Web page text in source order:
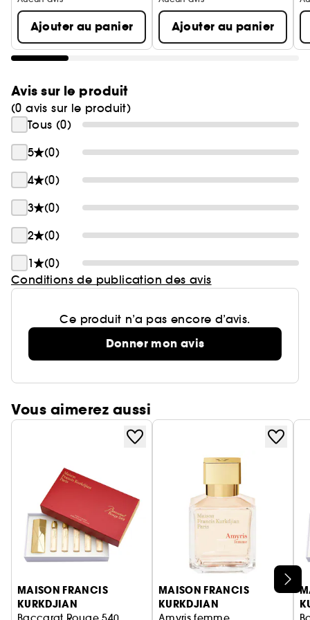
Ajouter au panier Ajouter au panier
Avis sur le produit
(0 avis sur le produit)
Tous (0)
5
(0)
4
(0)
3
(0)
2
(0)
1
(0)
Conditions de publication des avis
Ce produit n’a pas encore d’avis.
Donner mon avis
Vous aimerez aussi
MAISON FRANCIS
KURKDJIAN
MAISON FRANCIS
KURKDJIAN